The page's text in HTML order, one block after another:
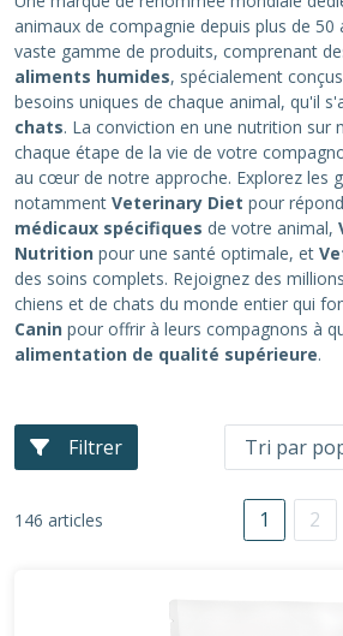
animaux de compagnie depuis plus de 50
vaste gamme de produits, comprenant
aliments humides, spécialement
besoins uniques de chaque animal, qu'il
chats. La conviction en une nutrition sur
chaque étape de la vie de votre
au cœur de notre approche. Explorez les
notamment Veterinary Diet pour
médicaux spécifiques de votre animal,
Nutrition pour une santé optimale, et
des soins complets. Rejoignez des
chiens et de chats du monde entier qui
Canin pour offrir à leurs compagnons à
alimentation de qualité supérieure.
Filtrer
146 articles 1 2